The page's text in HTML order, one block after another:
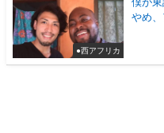
●西アフリカ
やめ